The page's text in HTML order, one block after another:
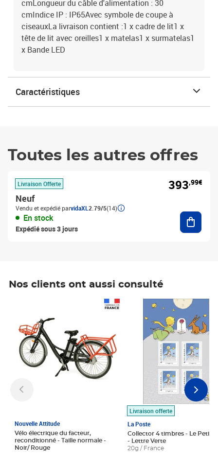
cmLongueur du câble d'alimentation : 30
cmIndice IP : IP65Avec symbole de coupe à
ciseauxLa livraison contient :1 x cadre de lit1 x
tête de lit avec oreilles1 x matelas1 x surmatelas1
x Bande LED
Caractéristiques
Toutes les autres offres
Livraison Offerte
Neuf
Vendu et expédié parvidaXL 2.79/5(14)
En stock
Expédié sous 3 jours
393,99€
Nos clients ont aussi consulté
Nouvelle Attitude
Vélo électrique du facteur,
reconditionné - Taille normale -
Noir/ Rouge
Livraison offerte
La Poste
Collector 4 timbres - Le Petit
- Lettre Verte
20g / France
Prix 7,50€